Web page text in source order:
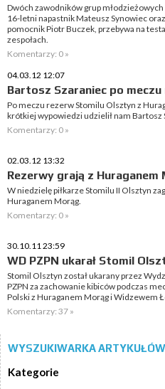
Dwóch zawodników grup
16-letni napastnik Mateusz Synowiec
pomocnik Piotr Buczek, przebywa na
zespołach.
Komentarzy: 0 »
04.03.12 12:07
Bartosz Szaraniec po
Po meczu rezerw Stomilu Olsztyn z
krótkiej wypowiedzi udzielił nam Bartosz
Komentarzy: 0 »
02.03.12 13:32
Rezerwy grają z Huraganem
W niedzielę piłkarze Stomilu II Olsztyn
Huraganem Morąg.
Komentarzy: 0 »
30.10.11 23:59
WD PZPN ukarał Stomil
Stomil Olsztyn został ukarany przez
PZPN za zachowanie kibiców podczas
Polski z Huraganem Morąg i Widzewem
Komentarzy: 37 »
WYSZUKIWARKA ARTYKUŁÓW
Kategorie